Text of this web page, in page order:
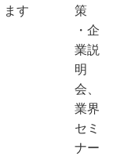
ます
策
・企
業説
明
会、
業界
セミ
ナー